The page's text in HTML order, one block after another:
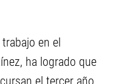
en el
ha logrado que
el tercer año